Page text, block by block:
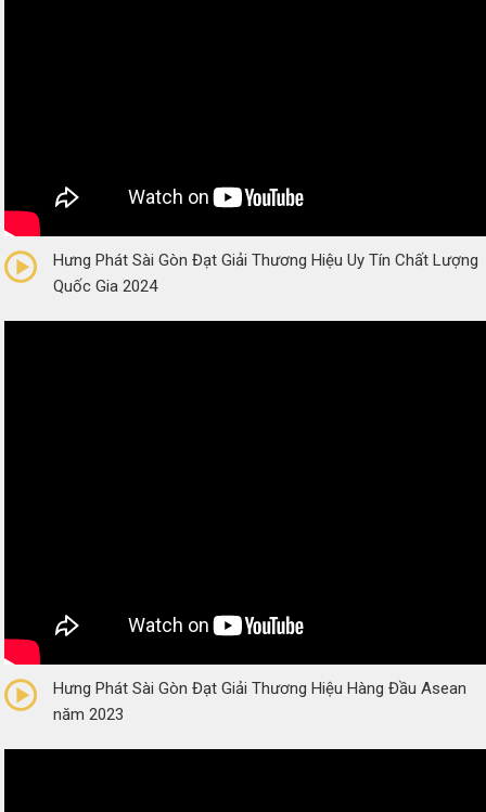
(0 Reviews)
Hưng Phát Sài Gòn Đạt Giải Thương Hiệu Uy Tín Chất Lượng
Quốc Gia 2024
(0 Reviews)
Hưng Phát Sài Gòn Đạt Giải Thương Hiệu Hàng Đầu Asean
năm 2023